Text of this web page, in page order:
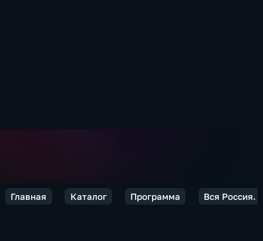
Главная Каталог Программа Вся Россия.